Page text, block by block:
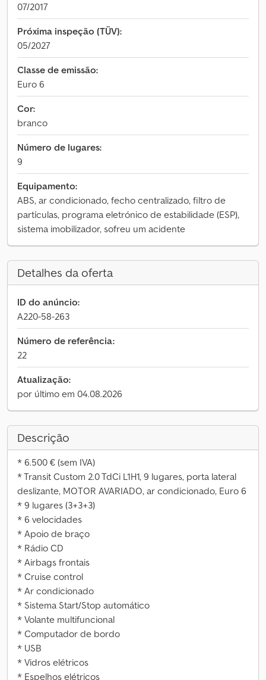
07/2017
Próxima inspeção (TÜV):
05/2027
Classe de emissão:
Euro 6
Cor:
branco
Número de lugares:
9
Equipamento:
ABS, ar condicionado, fecho centralizado, filtro de
partículas, programa eletrónico de estabilidade (ESP),
sistema imobilizador, sofreu um acidente
Detalhes da oferta
ID do anúncio:
A220-58-263
Número de referência:
22
Atualização:
por último em 04.08.2026
Descrição
* 6.500 € (sem IVA)
* Transit Custom 2.0 TdCi L1H1, 9 lugares, porta lateral
deslizante, MOTOR AVARIADO, ar condicionado, Euro 6
* 9 lugares (3+3+3)
* 6 velocidades
* Apoio de braço
* Rádio CD
* Airbags frontais
* Cruise control
* Ar condicionado
* Sistema Start/Stop automático
* Volante multifuncional
* Computador de bordo
* USB
* Vidros elétricos
* Espelhos elétricos